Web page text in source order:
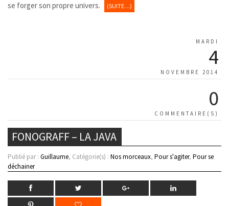
se forger son propre univers.
(SUITE…)
MARDI
4
NOVEMBRE 2014
0
COMMENTAIRE(S)
FONOGRAFF – LA JAVA
Publié par : Guillaume, Catégorie(s) : Nos morceaux, Pour s'agiter, Pour se
déchainer